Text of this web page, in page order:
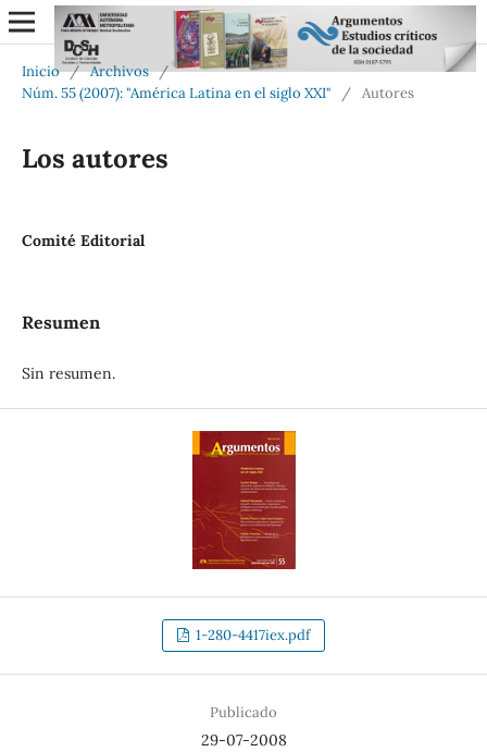
Inicio / Archivos /
Núm. 55 (2007): "América Latina en el siglo XXI"
/ Autores
Los autores
Comité Editorial
Resumen
Sin resumen.
1-280-4417iex.pdf
Publicado
29-07-2008